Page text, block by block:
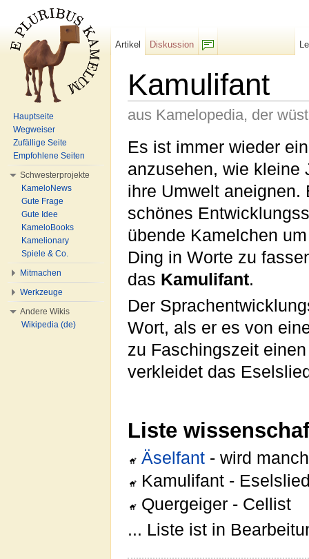
Kamulifant
aus Kamelopedia, der
Es ist immer wieder
anzusehen, wie kleine
ihre Umwelt aneignen.
schönes
übende Kamelchen
Ding in Worte zu
das Kamulifant.
Der
Wort, als er es von
zu Faschingszeit
verkleidet das
Liste
Äselfant - wird
Kamulifant -
Quergeiger - Cellist
... Liste ist in
Artikel
Diskussion
Hauptseite
Wegweiser
Zufällige Seite
Empfohlene Seiten
Schwesterprojekte
KameloNews
Gute Frage
Gute Idee
KameloBooks
Kamelionary
Spiele & Co.
Mitmachen
Werkzeuge
Andere Wikis
Wikipedia (de)